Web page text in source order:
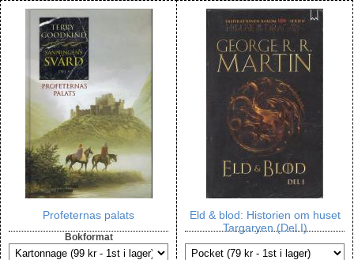
Profeternas palats
Bokformat
Eld & blod: Historien om huset
Targaryen (Del I)